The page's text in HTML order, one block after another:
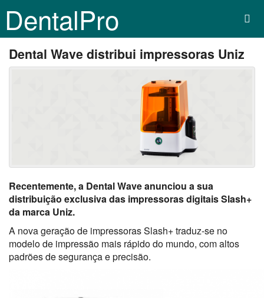
DentalPro
Dental Wave distribui impressoras Uniz
Recentemente, a Dental Wave anunciou a sua
distribuição exclusiva das impressoras digitais Slash+
da marca Uniz.
A nova geração de impressoras Slash+ traduz-se no
modelo de impressão mais rápido do mundo, com altos
padrões de segurança e precisão.